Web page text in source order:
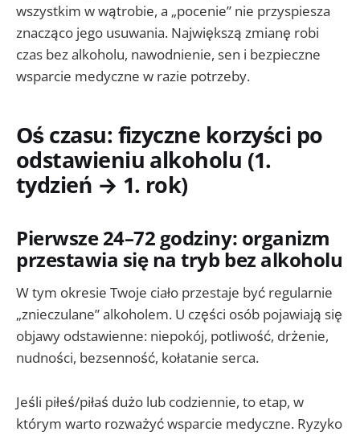
wszystkim w wątrobie, a „pocenie” nie przyspiesza
znacząco jego usuwania. Największą zmianę robi
czas bez alkoholu, nawodnienie, sen i bezpieczne
wsparcie medyczne w razie potrzeby.
Oś czasu: fizyczne korzyści po
odstawieniu alkoholu (1.
tydzień → 1. rok)
Pierwsze 24–72 godziny: organizm
przestawia się na tryb bez alkoholu
W tym okresie Twoje ciało przestaje być regularnie
„znieczulane” alkoholem. U części osób pojawiają się
objawy odstawienne: niepokój, potliwość, drżenie,
nudności, bezsenność, kołatanie serca.
Jeśli piłeś/piłaś dużo lub codziennie, to etap, w
którym warto rozważyć wsparcie medyczne. Ryzyko